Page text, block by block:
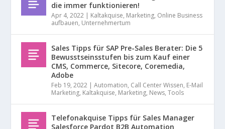
die immer funktionieren!
Apr 4, 2022 | Kaltakquise, Marketing, Online Business
aufbauen, Unternehmertum
Sales Tipps für SAP Pre-Sales Berater: Die 5
Bewusstseinsstufen bis zum Kauf einer
CMS, Commerce, Sitecore, Coremedia,
Adobe
Feb 19, 2022 |Automation, Call Center Wissen, E-Mail
Marketing, Kaltakquise, Marketing, News,Tools
Telefonakquise Tipps für Sales Manager
Salesforce Pardot B2B Automation